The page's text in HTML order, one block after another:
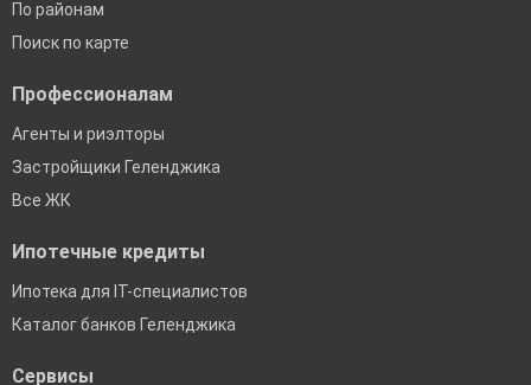
По районам
Поиск по карте
Профессионалам
Агенты и риэлторы
Застройщики Геленджика
Все ЖК
Ипотечные кредиты
Ипотека для IT-специалистов
Каталог банков Геленджика
Сервисы